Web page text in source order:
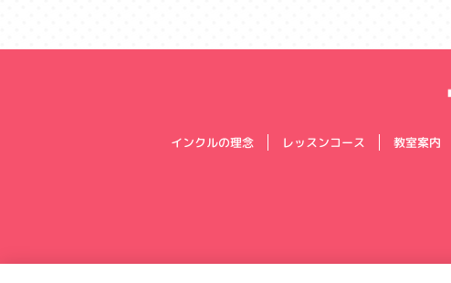
インクルの理念 レッスンコース 教室案内